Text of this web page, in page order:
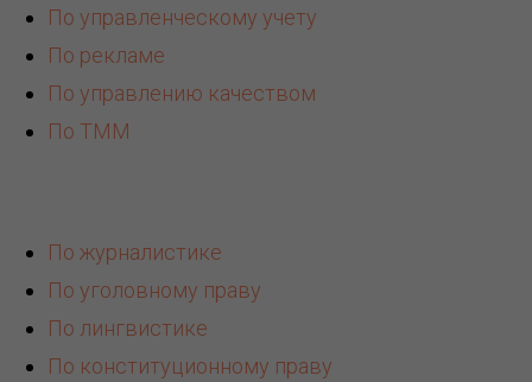
По управленческому учету
По рекламе
По управлению качеством
По ТММ
По журналистике
По уголовному праву
По лингвистике
По конституционному праву